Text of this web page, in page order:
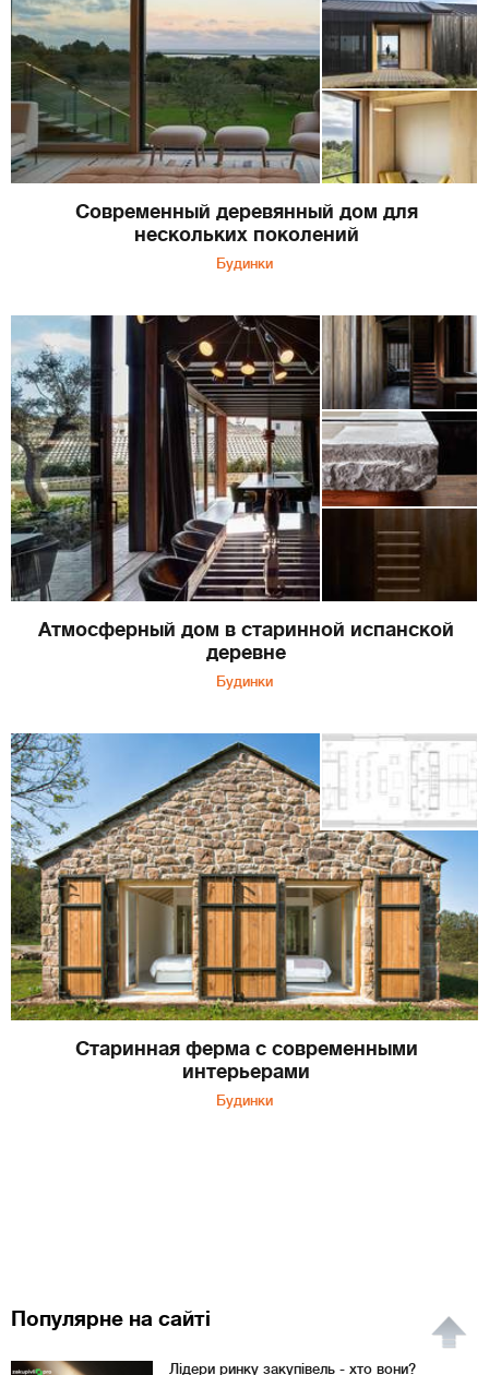
Современный деревянный дом для
нескольких поколений
Будинки
Атмосферный дом в старинной испанской
деревне
Будинки
Старинная ферма с современными
интерьерами
Будинки
Популярне на сайті
Лідери ринку закупівель - хто вони?